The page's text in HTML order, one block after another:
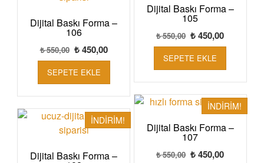
Dijital Baskı Forma –
105
₺550,00 Orijinal
fiyat:
₺ 550,00.
₺450,00Şu
andaki
₺ 450,00.
SEPETE EKLE
Dijital Baskı Forma –
106
₺550,00 Orijinal
fiyat:
₺ 550,00.
₺450,00Şu
andaki
₺ 450,00.
SEPETE EKLE
İNDIRIM!
Dijital Baskı Forma –
107
₺550,00 Orijinal
₺450,00Şu
İNDIRIM!
Dijital Baskı Forma –